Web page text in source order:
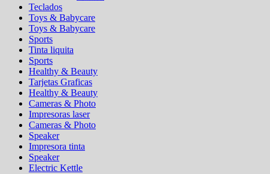
Teclados
Toys & Babycare
Toys & Babycare
Sports
Tinta liquita
Sports
Healthy & Beauty
Tarjetas Graficas
Healthy & Beauty
Cameras & Photo
Impresoras laser
Cameras & Photo
Speaker
Impresora tinta
Speaker
Electric Kettle